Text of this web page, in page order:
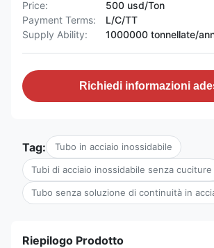
Price:
500 usd/Ton
Payment Terms:
L/C/TT
Supply Ability:
1000000 tonnellate/
Richiedi informazioni
Tag: Tubo in acciaio inossidabile
Tubi di acciaio inossidabile senza cuciture
Tubo senza soluzione di continuità in
Riepilogo Prodotto